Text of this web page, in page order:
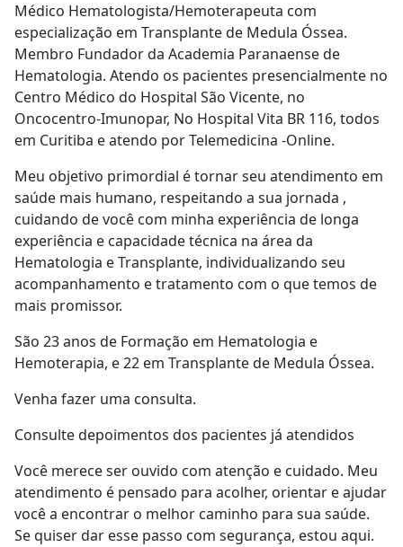
Médico Hematologista/Hemoterapeuta com
especialização em Transplante de Medula Óssea.
Membro Fundador da Academia Paranaense de
Hematologia. Atendo os pacientes presencialmente no
Centro Médico do Hospital São Vicente, no
Oncocentro-Imunopar, No Hospital Vita BR 116, todos
em Curitiba e atendo por Telemedicina -Online.
Meu objetivo primordial é tornar seu atendimento em
saúde mais humano, respeitando a sua jornada ,
cuidando de você com minha experiência de longa
experiência e capacidade técnica na área da
Hematologia e Transplante, individualizando seu
acompanhamento e tratamento com o que temos de
mais promissor.
São 23 anos de Formação em Hematologia e
Hemoterapia, e 22 em Transplante de Medula Óssea.
Venha fazer uma consulta.
Consulte depoimentos dos pacientes já atendidos
Você merece ser ouvido com atenção e cuidado. Meu
atendimento é pensado para acolher, orientar e ajudar
você a encontrar o melhor caminho para sua saúde.
Se quiser dar esse passo com segurança, estou aqui.